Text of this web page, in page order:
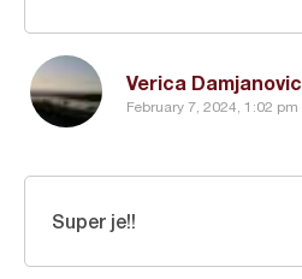
Verica Damjanovic
February 7, 2024, 1:02 pm
Super je!!